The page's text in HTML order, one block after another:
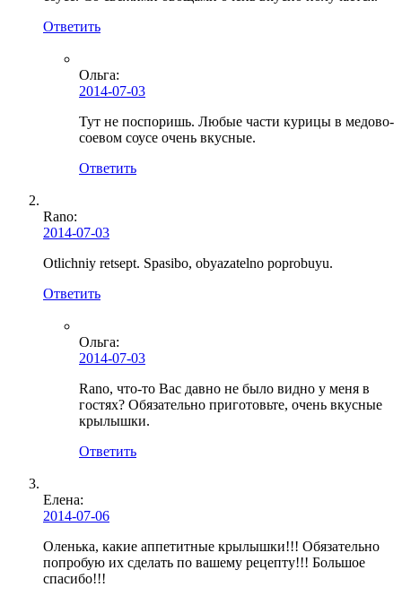
Ответить
Ольга:
2014-07-03
Тут не поспоришь. Любые части курицы в медово-
соевом соусе очень вкусные.
Ответить
Rano:
2014-07-03
Otlichniy retsept. Spasibo, obyazatelno poprobuyu.
Ответить
Ольга:
2014-07-03
Rano, что-то Вас давно не было видно у меня в
гостях? Обязательно приготовьте, очень вкусные
крылышки.
Ответить
Елена:
2014-07-06
Оленька, какие аппетитные крылышки!!! Обязательно
попробую их сделать по вашему рецепту!!! Большое
спасибо!!!